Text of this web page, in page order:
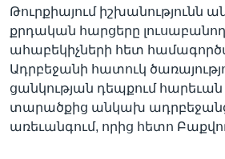
Թուրքիայում իշխանությունն
քրդական հարցերը լուսաբանող
ահաբեկիչների հետ
Ադրբեջանի հատուկ
ցանկության դեպքում
տարածքից անկախ
առեւանգում, որից հետո